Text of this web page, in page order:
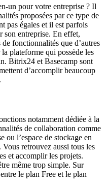
un pour votre entreprise ? Il
proposées par ce type de
pas égales et il est parfois
entreprise. En effet,
fonctionnalités que d’autres
plateforme qui possède les
Bitrix24 et Basecamp sont
d’accomplir beaucoup
notamment dédiée à la
de collaboration comme
ou l’espace de stockage en
retrouvez aussi tous les
et accomplir les projets.
même trop simple. Sur
le plan Free et le plan